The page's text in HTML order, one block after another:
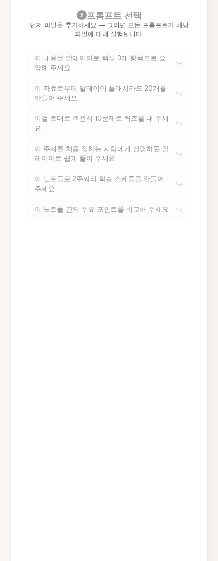
2 프롬프트 선택
먼저 파일을 추가하세요 — 그러면 모든 프롬프트가 해당
파일에 대해 실행됩니다.
이 내용을 말레이어로 핵심 3개 항목으로 요
약해 주세요
이 자료로부터 말레이어 플래시카드 20개를
만들어 주세요
이걸 토대로 객관식 10문제로 퀴즈를 내 주세
요
이 주제를 처음 접하는 사람에게 설명하듯 말
레이어로 쉽게 풀어 주세요
이 노트들로 2주짜리 학습 스케줄을 만들어
주세요
이 노트들 간의 주요 포인트를 비교해 주세요